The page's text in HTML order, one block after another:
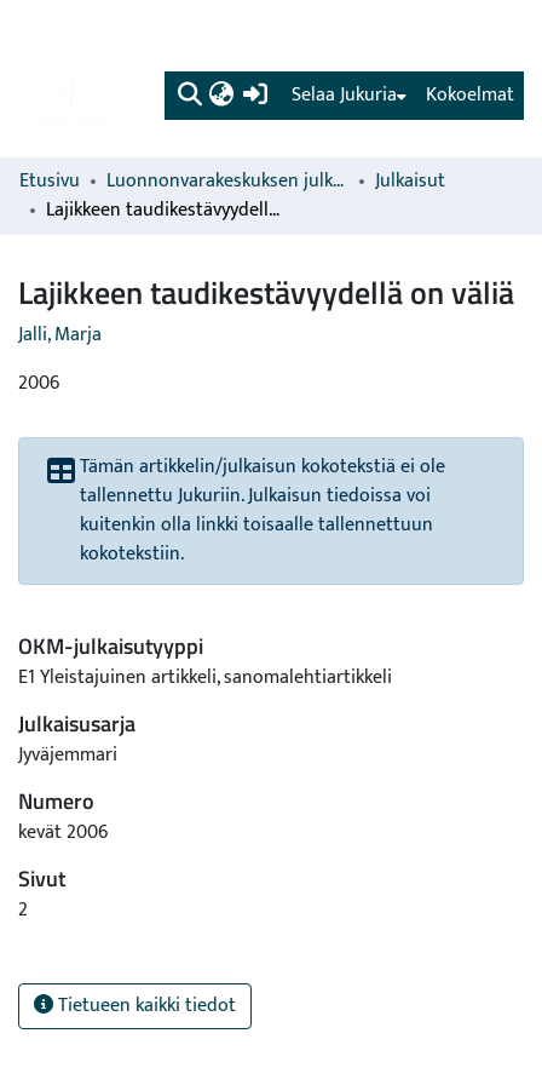
(current) Kokoelmat
Selaa Jukuria
Etusivu Luonnonvarakeskuksen julkaisut
Julkaisut
Lajikkeen taudikestävyydellä on väliä
Lajikkeen taudikestävyydellä on väliä
Jalli, Marja
2006
Tämän artikkelin/julkaisun kokotekstiä ei ole
tallennettu Jukuriin. Julkaisun tiedoissa voi
kuitenkin olla linkki toisaalle tallennettuun
kokotekstiin.
OKM-julkaisutyyppi
E1 Yleistajuinen artikkeli, sanomalehtiartikkeli
Julkaisusarja
Jyväjemmari
Numero
kevät 2006
Sivut
2
Tietueen kaikki tiedot